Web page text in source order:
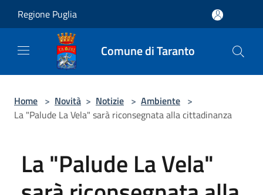
Regione Puglia
Comune di Taranto
Home > Novità > Notizie > Ambiente >
La "Palude La Vela" sarà riconsegnata alla cittadinanza
La "Palude La Vela"